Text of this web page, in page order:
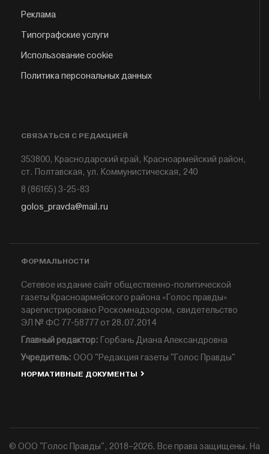
Реклама
Типографские услуги
Использование cookie
Политика персональных данных
СВЯЗАТЬСЯ С РЕДАКЦИЕЙ
353800, Краснодарский край, Красноармейский район,
ст. Полтавская, ул. Коммунистическая, 240
8 (86165) 3-25-83
golos_pravda@mail.ru
ФОРМАЛЬНОСТИ
Сетевое издание сайт общественно-политической
газеты Красноармейского района «Голос правды»
зарегистрировано Роскомнадзором, свидетельство
ЭЛ № ФС 77-58777 от 28.07.2014
Главный редактор: Горбань Диана Александровна
Учредитель: ООО "Редакция газеты "Голос Правды"
НОРМАТИВНЫЕ ДОКУМЕНТЫ
© ООО "Голос Правды", 2018–2026. Все права защищены. На